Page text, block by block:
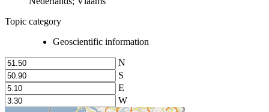
Topic category
Geoscientific information
N
S
E
W